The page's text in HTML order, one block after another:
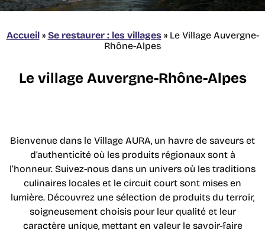
Accueil» Se restaurer : les villages» Le Village Auvergne-
Rhône-Alpes
Le village Auvergne-Rhône-Alpes
Bienvenue dans le Village AURA, un havre de saveurs et
d’authenticité où les produits régionaux sont à
l’honneur. Suivez-nous dans un univers où les traditions
culinaires locales et le circuit court sont mises en
lumière. Découvrez une sélection de produits du terroir,
soigneusement choisis pour leur qualité et leur
caractère unique, mettant en valeur le savoir-faire